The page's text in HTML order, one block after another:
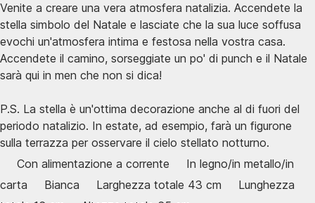
Venite a creare una vera atmosfera natalizia. Accendete la
stella simbolo del Natale e lasciate che la sua luce soffusa
evochi un'atmosfera intima e festosa nella vostra casa.
Accendete il camino, sorseggiate un po' di punch e il Natale
sarà qui in men che non si dica!
P.S. La stella è un'ottima decorazione anche al di fuori del
periodo natalizio. In estate, ad esempio, farà un figurone
sulla terrazza per osservare il cielo stellato notturno.
Con alimentazione a corrente
In legno/in metallo/in
carta
Bianca Larghezza totale 43 cm
Lunghezza